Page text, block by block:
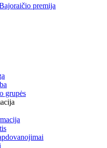
premija
grupės